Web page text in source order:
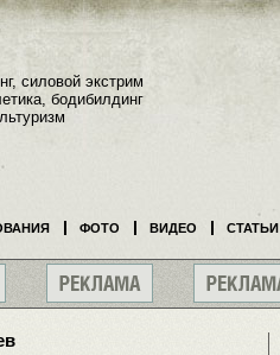
силовой экстрим
бодибилдинг
ФОТО ВИДЕО СТАТЬИ